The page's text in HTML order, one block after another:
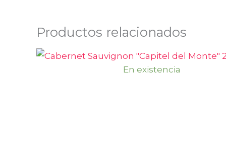
Productos relacionados
En existencia